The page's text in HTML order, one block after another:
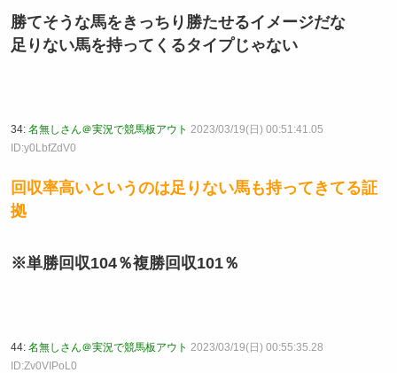
勝てそうな馬をきっちり勝たせるイメージだな
足りない馬を持ってくるタイプじゃない
34: 名無しさん＠実況で競馬板アウト 2023/03/19(日) 00:51:41.05
ID:y0LbfZdV0
回収率高いというのは足りない馬も持ってきてる証
拠
※単勝回収104％複勝回収101％
44: 名無しさん＠実況で競馬板アウト 2023/03/19(日) 00:55:35.28
ID:Zv0VIPoL0